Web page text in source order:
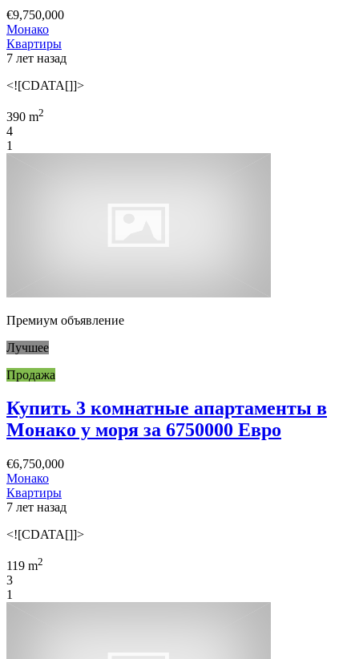
€9,750,000
Монако
Квартиры
7 лет назад
<![CDATA[]]>
390 m2
4
1
Премиум объявление
Лучшее
Продажа
Купить 3 комнатные апартаменты в
Монако у моря за 6750000 Евро
€6,750,000
Монако
Квартиры
7 лет назад
<![CDATA[]]>
119 m2
3
1